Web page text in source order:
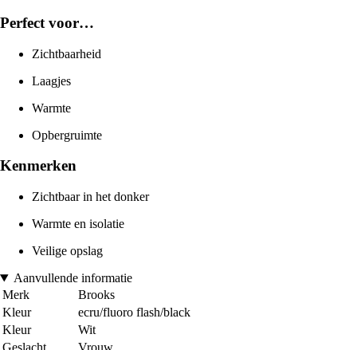
Perfect voor…
Zichtbaarheid
Laagjes
Warmte
Opbergruimte
Kenmerken
Zichtbaar in het donker
Warmte en isolatie
Veilige opslag
Aanvullende informatie
Merk
Brooks
Kleur
ecru/fluoro flash/black
Kleur
Wit